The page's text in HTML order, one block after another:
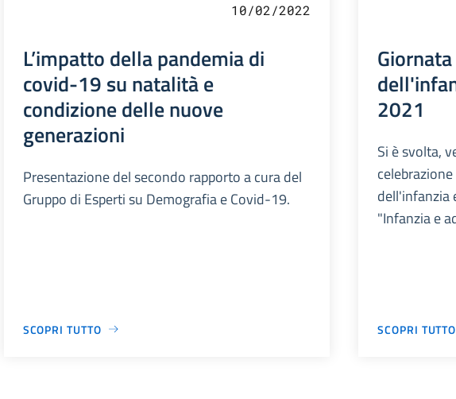
10/02/2022
L’impatto della pandemia di
covid-19 su natalità e
condizione delle nuove
generazioni
Presentazione del secondo rapporto a cura del
Gruppo di Esperti su Demografia e Covid-19.
SCOPRI TUTTO
2021
Si è svolta,
dell'infanzia
"Infanzia e
SCOPRI TUTTO